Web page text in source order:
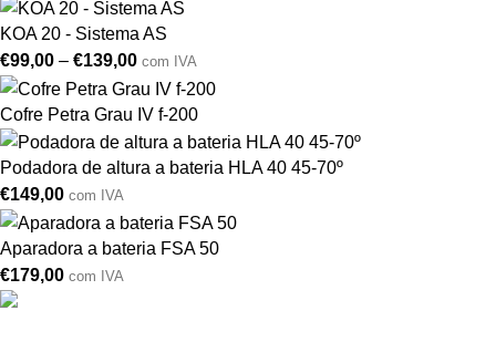
KOA 20 - Sistema AS
€99,00 – €139,00 com IVA
Cofre Petra Grau IV f-200
Podadora de altura a bateria HLA 40 45-70º
€149,00 com IVA
Aparadora a bateria FSA 50
€179,00 com IVA